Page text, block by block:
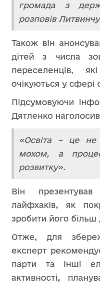
громада з
розповів
Також він
дітей з числа
переселенців,
очікуються у сфері
Підсумовуючи
Дятленко
«Освіта – це не
мохом, а
розвитку».
Він
лайфхаків, як
зробити його
Отже, для
експерт
парти та інші
активності,